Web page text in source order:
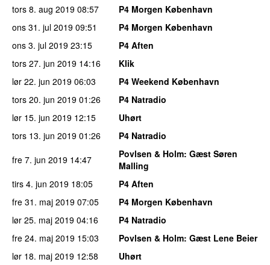
tors 8. aug 2019 08:57
P4 Morgen København
ons 31. jul 2019 09:51
P4 Morgen København
ons 3. jul 2019 23:15
P4 Aften
tors 27. jun 2019 14:16
Klik
lør 22. jun 2019 06:03
P4 Weekend København
tors 20. jun 2019 01:26
P4 Natradio
lør 15. jun 2019 12:15
Uhørt
tors 13. jun 2019 01:26
P4 Natradio
fre 7. jun 2019 14:47 Povlsen & Holm: Gæst Søren
Malling
tirs 4. jun 2019 18:05
P4 Aften
fre 31. maj 2019 07:05
P4 Morgen København
lør 25. maj 2019 04:16
P4 Natradio
fre 24. maj 2019 15:03 Povlsen & Holm: Gæst Lene Beier
lør 18. maj 2019 12:58
Uhørt